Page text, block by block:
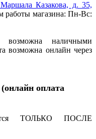
Казакова, д. 35,
работы магазина: Пн-Вс:
возможна наличными
возможна онлайн через
(онлайн оплата
ТОЛЬКО ПОСЛЕ